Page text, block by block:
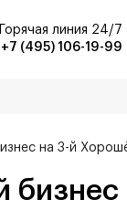
+7 (495) 106-19-99
Горячая линия 24/7
на 3-й